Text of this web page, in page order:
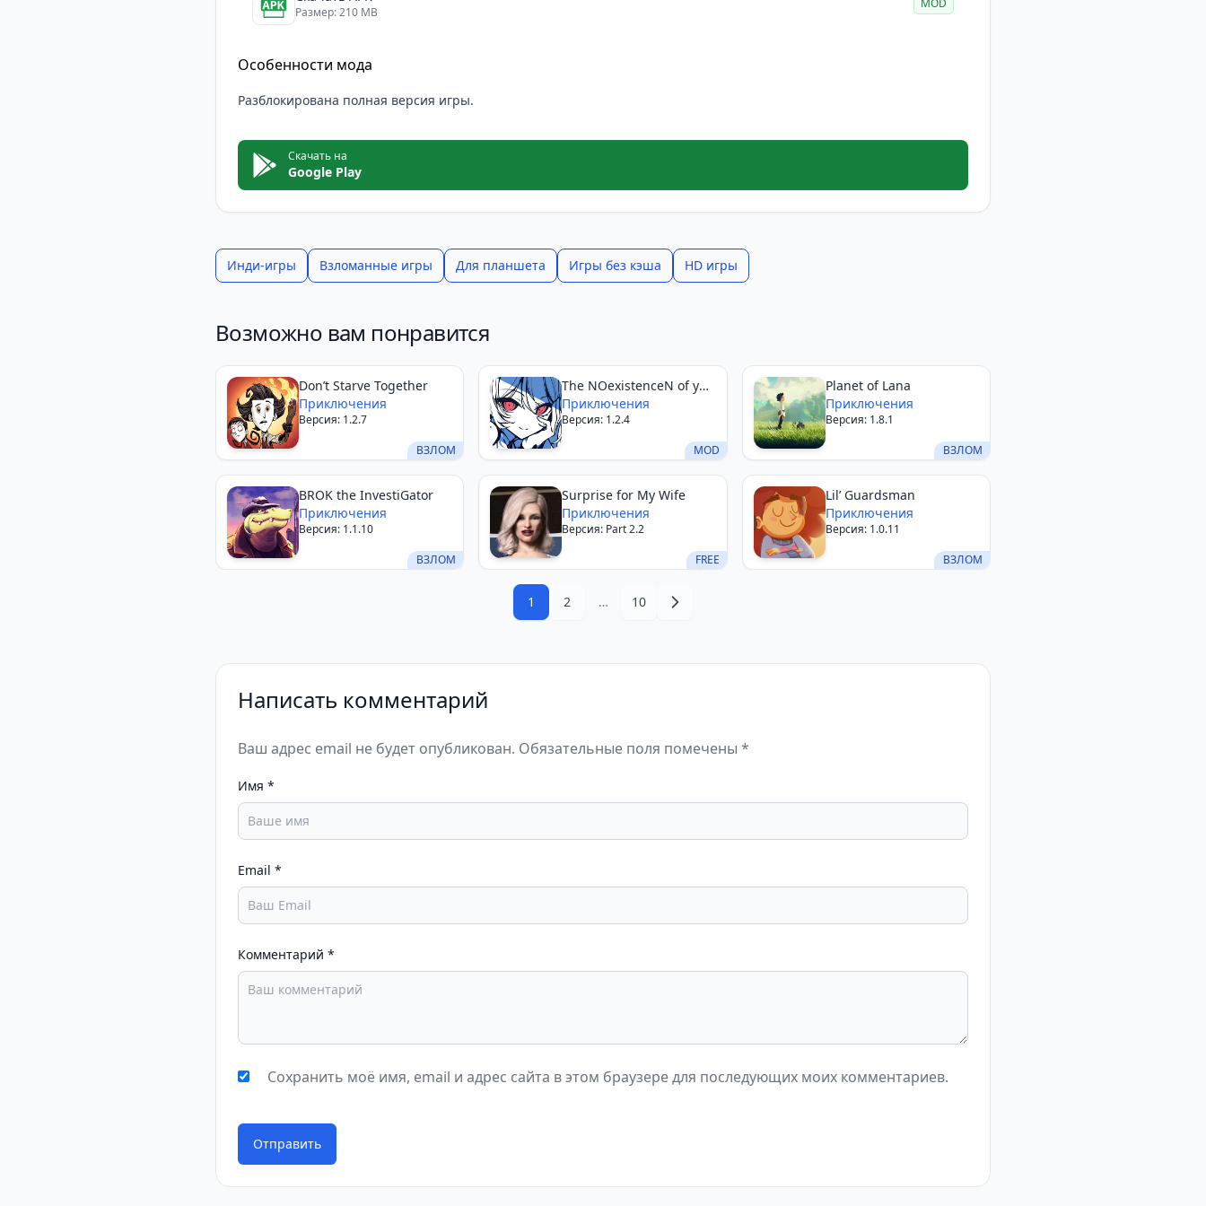
Размер: 210 MB
MOD
Особенности мода
Разблокирована полная версия игры.
Скачать на
Google Play
Инди-игры Взломанные игры Для планшета Игры без кэша HD игры
Возможно вам понравится
ВЗЛОМ
Don’t Starve Together
Приключения
Версия: 1.2.7
MOD
The NOexistenceN of you
AND me
Приключения
Версия: 1.2.4
ВЗЛОМ
Planet of Lana
Приключения
Версия: 1.8.1
ВЗЛОМ
BROK the InvestiGator
Приключения
Версия: 1.1.10
FREE
Surprise for My Wife
Приключения
Версия: Part 2.2
ВЗЛОМ
Lil’ Guardsman
Приключения
Версия: 1.0.11
1 2 … 10
Написать комментарий
Ваш адрес email не будет опубликован. Обязательные поля помечены *
Имя *
Email *
Комментарий *
Сохранить моё имя, email и адрес сайта в этом браузере для последующих моих комментариев.
Отправить